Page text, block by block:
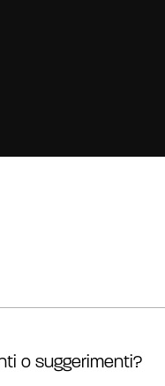
o suggerimenti?